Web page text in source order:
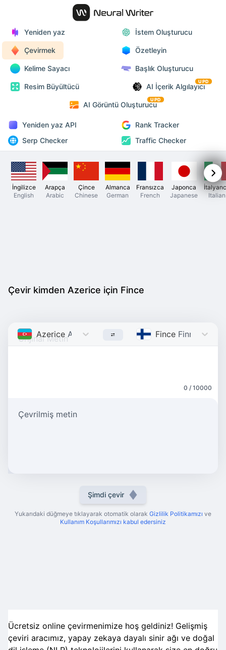
Yeniden yaz İstem Oluşturucu
Çevirmek Özetleyin
Kelime Sayacı Başlık Oluşturucu
Resim Büyültücü AI İçerik Algılayıcı
UPD
AI Görüntü Oluşturucu
UPD
Yeniden yaz API
Rank Tracker
Serp Checker
Traffic Checker
İngilizce
English
Arapça
Arabic
Çince
Chinese
Almanca
German
Fransızca
French
Japonca
Japanese
Italian
Çevir kimden Azerice için Fince
Azerice Azerbaijani Fince Finnish
0 / 10000
Çevrilmiş metin
Şimdi çevir
Yukarıdaki düğmeye tıklayarak otomatik olarak Gizlilik Politikamızı ve
Kullanım Koşullarımızı kabul edersiniz
Ücretsiz online çevirmenimize hoş geldiniz! Gelişmiş
çeviri aracımız, yapay zekaya dayalı sinir ağı ve doğal